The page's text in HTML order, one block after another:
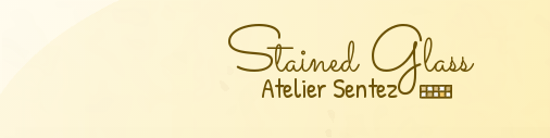
Stained Glass
Atelier Sentez